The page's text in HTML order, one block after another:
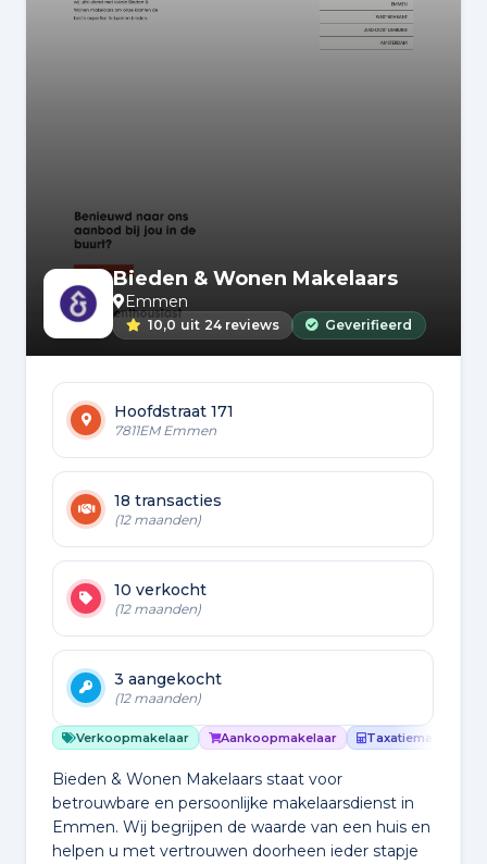
Bieden & Wonen Makelaars
Emmen
10,0 uit 24 reviews Geverifieerd
Hoofdstraat 171
7811EM Emmen
18 transacties
(12 maanden)
10 verkocht
(12 maanden)
3 aangekocht
(12 maanden)
Verkoopmakelaar Aankoopmakelaar Taxatiemakelaar
Bieden & Wonen Makelaars staat voor
betrouwbare en persoonlijke makelaarsdienst in
Emmen. Wij begrijpen de waarde van een huis en
helpen u met vertrouwen doorheen ieder stapje